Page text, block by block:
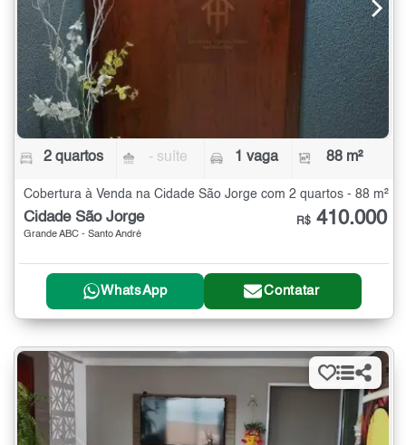
2 quartos - suíte 1 vaga 88 m²
Cobertura à Venda na Cidade São Jorge com 2 quartos - 88 m²
Cidade São Jorge
Grande ABC - Santo André
R$ 410.000
WhatsApp Contatar